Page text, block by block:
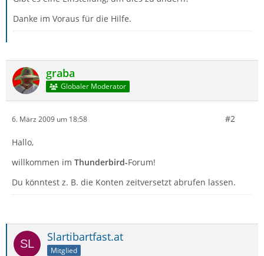
Danke im Voraus für die Hilfe.
graba
Globaler Moderator
6. März 2009 um 18:58 #2
Hallo,
willkommen im Thunderbird-Forum!
Du könntest z. B. die Konten zeitversetzt abrufen lassen.
Slartibartfast.at
Mitglied